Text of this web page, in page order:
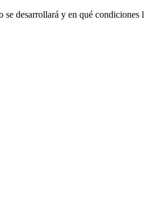
desarrollará y en qué condiciones